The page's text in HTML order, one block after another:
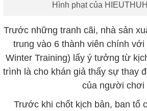
Hình phạt của
Trước những tranh cãi, nhà sản
trung vào 6 thành viên chính với
Winter Training) lấy ý tưởng từ
trình là cho khán giả thấy sự thay
của người chơi
Trước khi chốt kịch bản, ban tổ